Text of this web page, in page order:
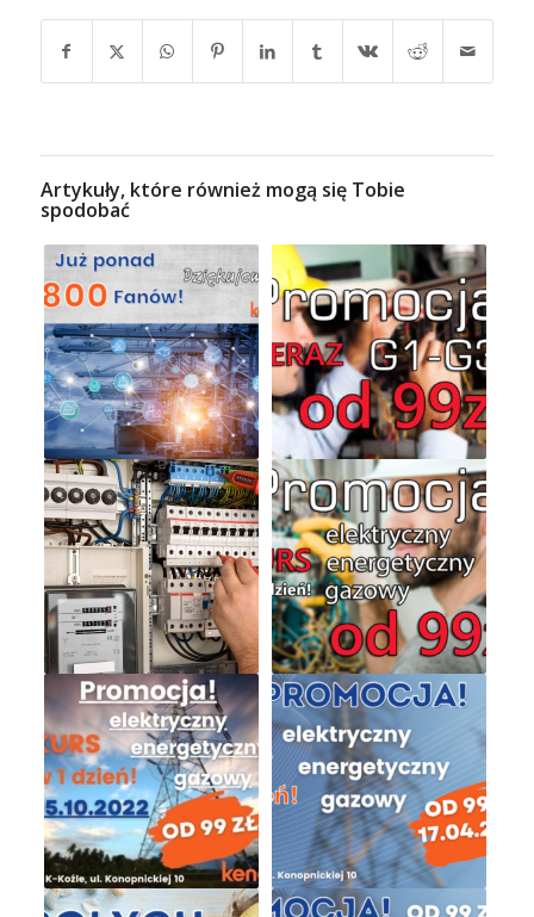
Artykuły, które również mogą się Tobie
spodobać